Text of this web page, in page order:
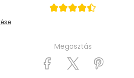
Megosztás